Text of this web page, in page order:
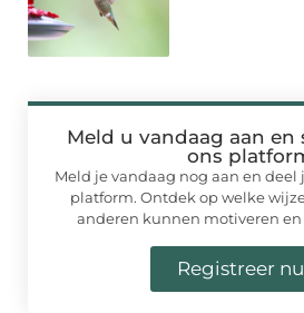
Meld u vandaag aan
ons
Meld je vandaag nog aan en deel
platform. Ontdek op welke
anderen kunnen motiveren
Registreer nu